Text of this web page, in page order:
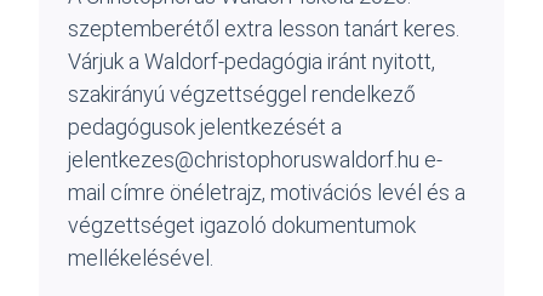
szeptemberétől extra lesson tanárt keres.
Várjuk a Waldorf-pedagógia iránt nyitott,
szakirányú végzettséggel rendelkező
pedagógusok jelentkezését a
jelentkezes@christophoruswaldorf.hu e-
mail címre önéletrajz, motivációs levél és a
végzettséget igazoló dokumentumok
mellékelésével.